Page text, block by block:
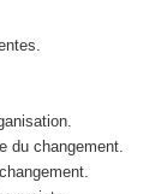
du changement.